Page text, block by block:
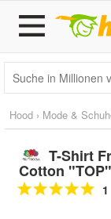
Hood › Mode &
T-Shirt
Cotton
1